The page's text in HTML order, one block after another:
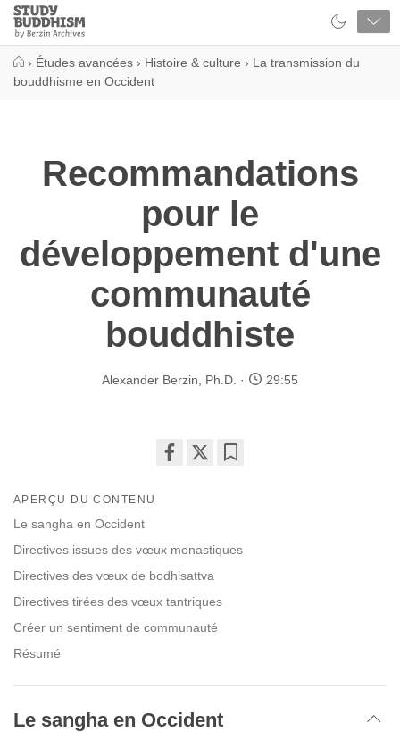
Close
Study
Buddhism
Home
› Études avancées › Histoire & culture › La transmission du
bouddhisme en Occident
Recommandations
pour le
développement d'une
communauté
bouddhiste
Alexander Berzin, Ph.D. 29:55
APERÇU DU CONTENU
Le sangha en Occident
Directives issues des vœux monastiques
Directives des vœux de bodhisattva
Directives tirées des vœux tantriques
Créer un sentiment de communauté
Résumé
Le sangha en Occident